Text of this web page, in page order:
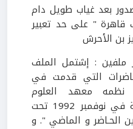
بعد غياب طويل دام
" على حد تعبير
بن الأحرش
ملفين : إشتمل الملف
التي قدمت في
نظمه معهد العلوم
الإجتماعية لجامعة قسنطينة في نوفمبر 1992 تحت
الحـاضر و الماضي ". و